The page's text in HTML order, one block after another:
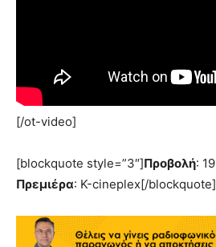
[/ot-video]
[blockquote style=”3″]Προβολή:
Πρεμιέρα: Κ-cineplex[/blockquote]